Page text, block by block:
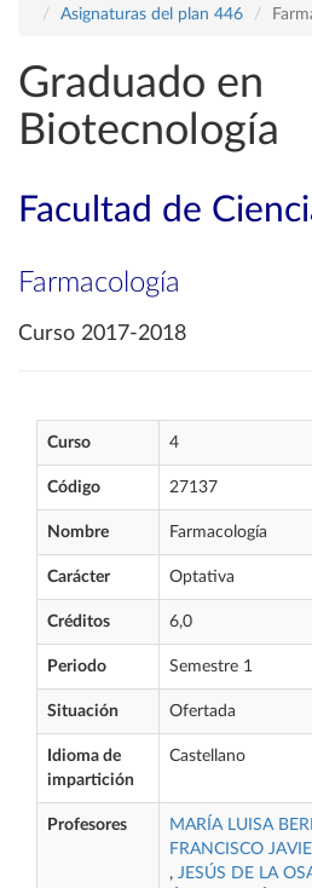
Asignaturas del plan 446
Graduado en
Biotecnología
Facultad de
Farmacología
Curso 2017-2018
Curso 4
Código 27137
Nombre Farmacología
Carácter Optativa
Créditos 6,0
Periodo Semestre 1
Situación Ofertada
Idioma de
impartición
Castellano
Profesores MARÍA LUISA
FRANCISCO
, JESÚS DE LA